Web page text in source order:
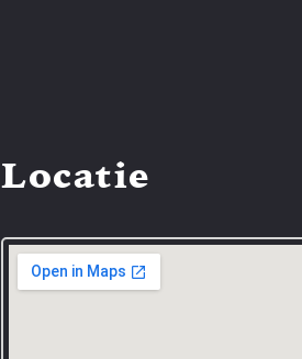
Locatie